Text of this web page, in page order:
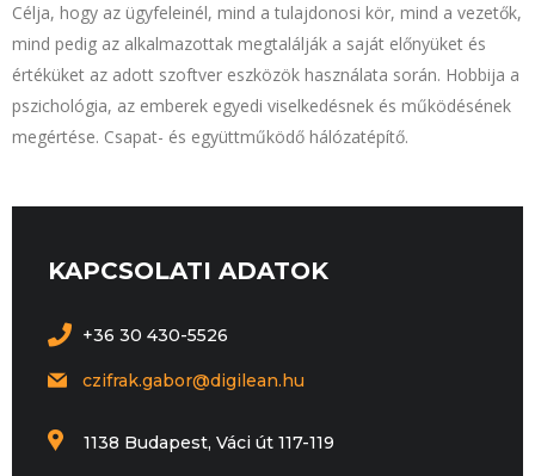
Célja, hogy az ügyfeleinél, mind a tulajdonosi kör, mind a vezetők,
mind pedig az alkalmazottak megtalálják a saját előnyüket és
értéküket az adott szoftver eszközök használata során. Hobbija a
pszichológia, az emberek egyedi viselkedésnek és működésének
megértése. Csapat- és együttműködő hálózatépítő.
KAPCSOLATI ADATOK
+36 30 430-5526
czifrak.gabor@digilean.hu
1138 Budapest, Váci út 117-119